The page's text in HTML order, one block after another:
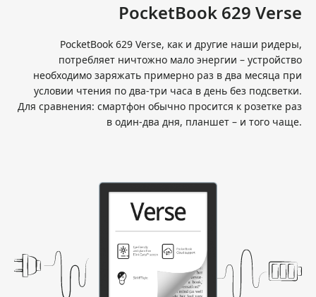
PocketBook 629 Verse
PocketBook 629 Verse, как и другие наши ридеры,
потребляет ничтожно мало энергии – устройство
необходимо заряжать примерно раз в два месяца при
условии чтения по два-три часа в день без подсветки.
Для сравнения: смартфон обычно просится к розетке раз
в один-два дня, планшет – и того чаще.